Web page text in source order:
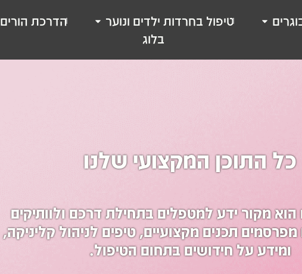
טיפול בחרדות ילדים ונוער הדרכת הורים
בלוג
כל התוכן המקצועי שלנו
הוא מקור ידע למטפלים בתחילת דרכם ולוותיקים
תכנים מקצועיים, טיפים לניהול קליניקה,
ומידע על חידושים בתחום הטיפול.